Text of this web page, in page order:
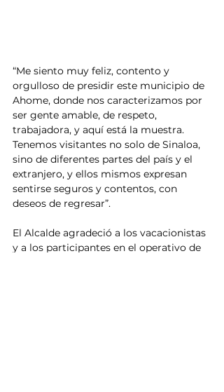
“Me siento muy feliz, contento y
orgulloso de presidir este municipio de
Ahome, donde nos caracterizamos por
ser gente amable, de respeto,
trabajadora, y aquí está la muestra.
Tenemos visitantes no solo de Sinaloa,
sino de diferentes partes del país y el
extranjero, y ellos mismos expresan
sentirse seguros y contentos, con
deseos de regresar”.
El Alcalde agradeció a los vacacionistas
y a los participantes en el operativo de